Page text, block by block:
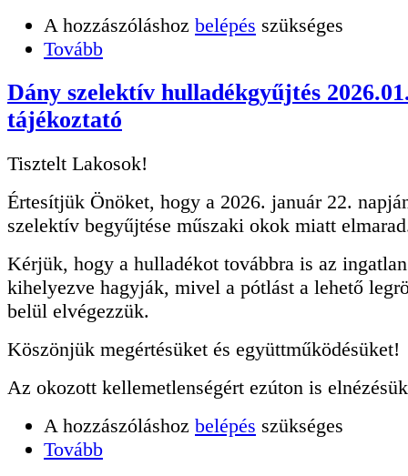
A hozzászóláshoz belépés szükséges
Tovább
Dány szelektív hulladékgyűjtés
tájékoztató
Tisztelt Lakosok!
Értesítjük Önöket, hogy a 2026. január 22.
szelektív begyűjtése műszaki okok miatt
Kérjük, hogy a hulladékot továbbra is az
kihelyezve hagyják, mivel a pótlást a lehető
belül elvégezzük.
Köszönjük megértésüket és együttműködésüket!
Az okozott kellemetlenségért ezúton is
A hozzászóláshoz belépés szükséges
Tovább